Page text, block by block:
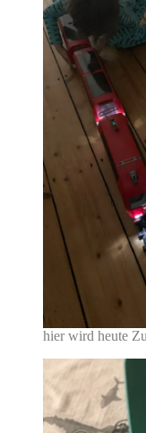
hier wird heute